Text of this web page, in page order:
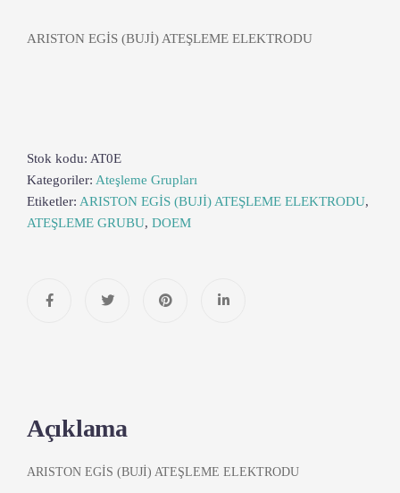
ARISTON EGİS (BUJİ) ATEŞLEME ELEKTRODU
Stok kodu: AT0E
Kategoriler: Ateşleme Grupları
Etiketler: ARISTON EGİS (BUJİ) ATEŞLEME ELEKTRODU,
ATEŞLEME GRUBU, DOEM
Açıklama
ARISTON EGİS (BUJİ) ATEŞLEME ELEKTRODU